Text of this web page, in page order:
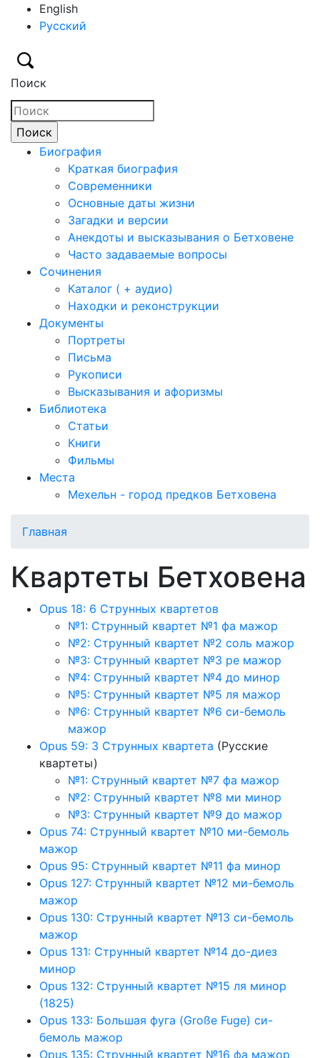
English
Русский
Поиск
Биография
Краткая биография
Современники
Основные даты жизни
Загадки и версии
Анекдоты и высказывания о Бетховене
Часто задаваемые вопросы
Сочинения
Каталог ( + аудио)
Находки и реконструкции
Документы
Портреты
Письма
Рукописи
Высказывания и афоризмы
Библиотека
Статьи
Книги
Фильмы
Места
Мехельн - город предков Бетховена
Главная
Квартеты Бетховена
Opus 18: 6 Струнных квартетов
№1: Струнный квартет №1 фа мажор
№2: Струнный квартет №2 соль мажор
№3: Струнный квартет №3 ре мажор
№4: Струнный квартет №4 до минор
№5: Струнный квартет №5 ля мажор
№6: Струнный квартет №6 си-бемоль
мажор
Opus 59: 3 Струнных квартета (Русские
квартеты)
№1: Струнный квартет №7 фа мажор
№2: Струнный квартет №8 ми минор
№3: Струнный квартет №9 до мажор
Opus 74: Струнный квартет №10 ми-бемоль
мажор
Opus 95: Струнный квартет №11 фа минор
Opus 127: Струнный квартет №12 ми-бемоль
мажор
Opus 130: Струнный квартет №13 си-бемоль
мажор
Opus 131: Струнный квартет №14 до-диез
минор
Opus 132: Струнный квартет №15 ля минор
(1825)
Opus 133: Большая фуга (Große Fuge) си-
бемоль мажор
Opus 135: Струнный квартет №16 фа мажор